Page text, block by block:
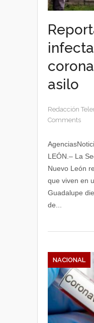
asilo
Redacción
Comments
LEÓN.– La
Nuevo León
que viven en
Guadalupe
de...
NACIONAL